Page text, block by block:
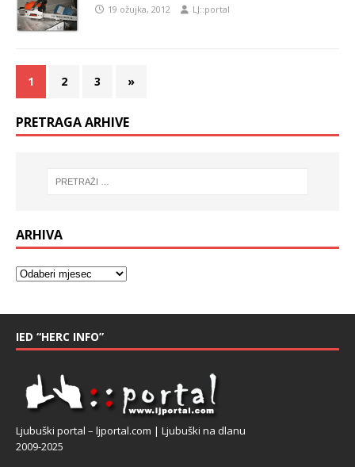
19 ožujka, 2012 LJ::portal
1 2 3 »
PRETRAGA ARHIVE
ARHIVA
IED “HERC INFO”
Ljubuški portal – ljportal.com | Ljubuški na dlanu
2009-2025